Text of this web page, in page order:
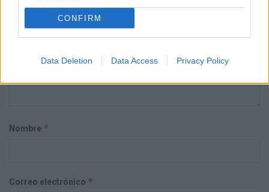
CONFIRM
Data Deletion Data Access Privacy Policy
Nombre *
Correo electrónico *